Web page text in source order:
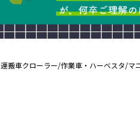
運搬車クローラー/作業車・ハーベスタ/マ